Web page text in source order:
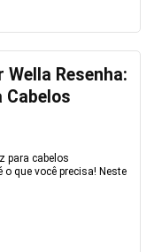
Resenha:
Cabelos
para cabelos
que você precisa! Neste